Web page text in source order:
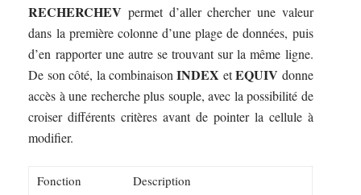
RECHERCHEV permet d’aller chercher une valeur
dans la première colonne d’une plage de données, puis
d’en rapporter une autre se trouvant sur la même ligne.
De son côté, la combinaisonINDEX etEQUIV donne
accès à une recherche plus souple, avec la possibilité de
croiser différents critères avant de pointer la cellule à
modifier.
Fonction Description